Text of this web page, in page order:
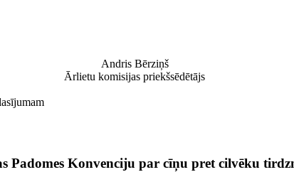
Andris Bērziņš
Ārlietu komisijas priekšsēdētājs
Padomes Konvenciju par cīņu pret cilvēku